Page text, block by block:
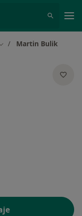
města
Martin Bulik